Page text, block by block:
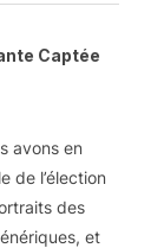
Captée
avons en
de l’élection
des
et